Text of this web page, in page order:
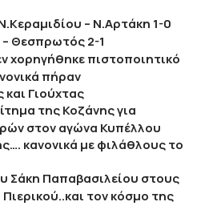
– Ν.Αρτάκη 1-0
– Θεσπρωτός 2-1
χορηγήθηκε πιστοποιητικό
πήραν
Γιούχτας
της Κοζάνης για
στον αγώνα Κυπέλλου
κανονικά με φιλάθλους το
Σάκη Παπαβασιλείου στους
τον κόσμο της